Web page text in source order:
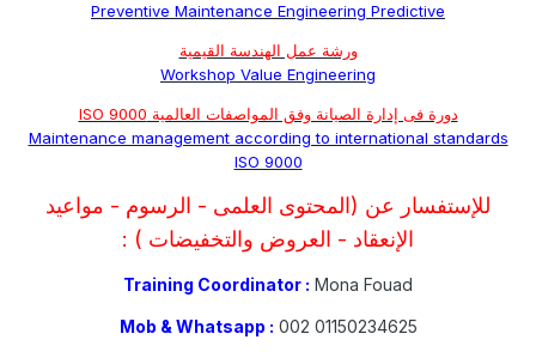
Preventive Maintenance Engineering Predictive
ورشة عمل الهندسة القيمية
Workshop Value Engineering
دورة فى إدارة الصيانة وفق المواصفات العالمية ISO 9000
Maintenance management according to international standards
ISO 9000
للإستفسار عن (المحتوى العلمى - الرسوم - مواعيد
الإنعقاد - العروض والتخفيضات ) :
Training Coordinator : Mona Fouad
Mob & Whatsapp : 002 01150234625